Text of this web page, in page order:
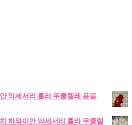
악세서리 훌라 우쿨렐레 용품
하와이안 악세서리 훌라 우쿨렐